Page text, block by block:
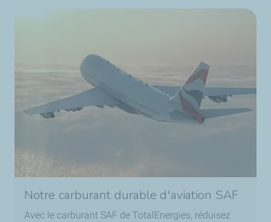
Notre carburant durable d'aviation SAF
Avec le carburant SAF de TotalEnergies, réduisez